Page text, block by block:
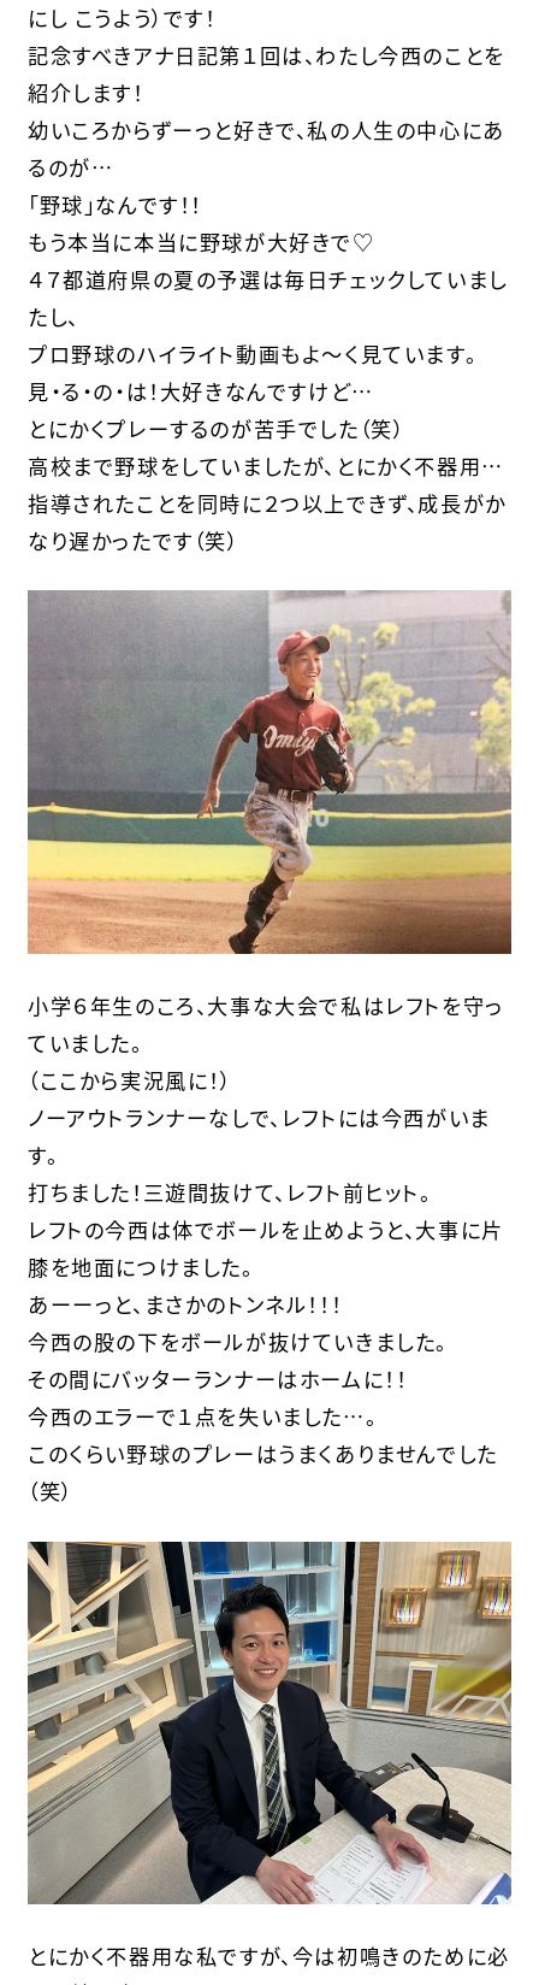
にし こうよう）です！
記念すべきアナ日記第１回は、わたし今西のことを
紹介します！
幼いころからずーっと好きで、私の人生の中心にあ
るのが…
「野球」なんです！！
もう本当に本当に野球が大好きで♡
４７都道府県の夏の予選は毎日チェックしていまし
たし、
プロ野球のハイライト動画もよ～く見ています。
見・る・の・は！大好きなんですけど…
とにかくプレーするのが苦手でした（笑）
高校まで野球をしていましたが、とにかく不器用…
指導されたことを同時に２つ以上できず、成長がか
なり遅かったです（笑）
小学６年生のころ、大事な大会で私はレフトを守っ
ていました。
（ここから実況風に！）
ノーアウトランナーなしで、レフトには今西がいま
す。
打ちました！三遊間抜けて、レフト前ヒット。
レフトの今西は体でボールを止めようと、大事に片
膝を地面につけました。
あーーっと、まさかのトンネル！！！
今西の股の下をボールが抜けていきました。
その間にバッターランナーはホームに！！
今西のエラーで１点を失いました…。
このくらい野球のプレーはうまくありませんでした
（笑）
とにかく不器用な私ですが、今は初鳴きのために必